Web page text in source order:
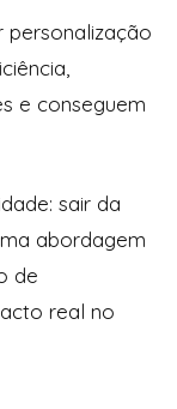
personalização
e conseguem
sair da
abordagem
de
real no